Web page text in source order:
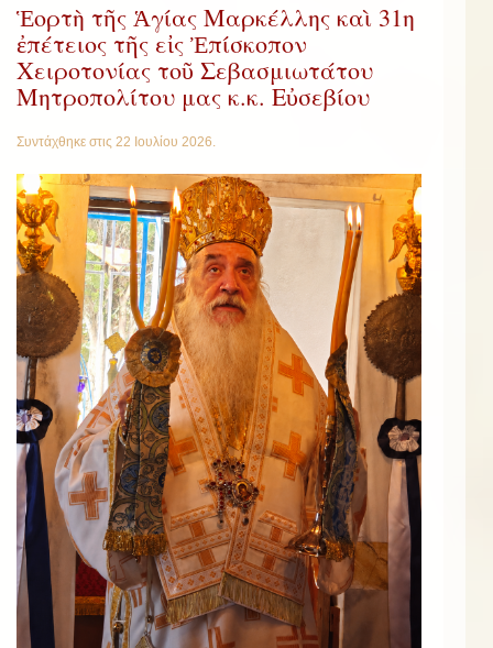
Ἑορτὴ τῆς Ἁγίας Μαρκέλλης καὶ 31η
ἐπέτειος τῆς εἰς Ἐπίσκοπον
Χειροτονίας τοῦ Σεβασμιωτάτου
Μητροπολίτου μας κ.κ. Εὐσεβίου
Συντάχθηκε στις 22 Ιουλίου 2026.